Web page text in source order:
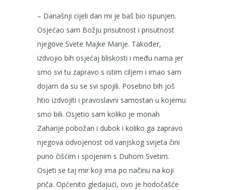
– Današnji cijeli dan mi je baš bio ispunjen.
Osjećao sam Božju prisutnost i prisutnost
njegove Svete Majke Marije. Također,
izdvojio bih osjećaj bliskosti i među nama jer
smo svi tu zapravo s istim ciljem i imao sam
dojam da su se svi spojili. Posebno bih još
htio izdvojiti i pravoslavni samostan u kojemu
smo bili. Osjetio sam koliko je monah
Zaharije pobožan i dubok i koliko ga zapravo
njegova odvojenost od vanjskog svijeta čini
puno čišćim i spojenim s Duhom Svetim.
Osjeti se taj mir koji ima po načinu na koji
priča. Općenito gledajući, ovo je hodočašće